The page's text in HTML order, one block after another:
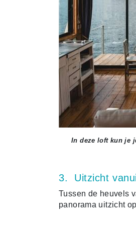
In deze loft kun je
3. Uitzicht
Tussen de heuvels
panorama uitzicht